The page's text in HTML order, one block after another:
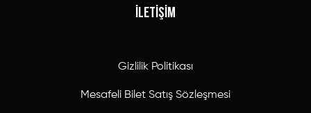
İLETİŞİM
Gizlilik Politikası
Mesafeli Bilet Satış Sözleşmesi